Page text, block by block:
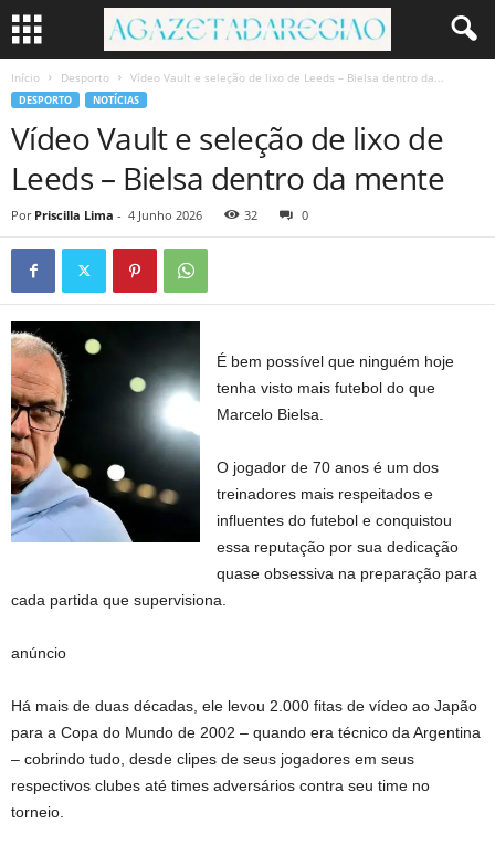
Início Desporto Vídeo Vault e seleção de lixo de Leeds – Bielsa dentro da...
DESPORTO NOTÍCIAS
Vídeo Vault e seleção de lixo de
Leeds – Bielsa dentro da mente
Por Priscilla Lima - 4 Junho 2026 32 0
É bem possível que ninguém hoje
tenha visto mais futebol do que
Marcelo Bielsa.
O jogador de 70 anos é um dos
treinadores mais respeitados e
influentes do futebol e conquistou
essa reputação por sua dedicação
quase obsessiva na preparação para
cada partida que supervisiona.
anúncio
Há mais de duas décadas, ele levou 2.000 fitas de vídeo ao Japão
para a Copa do Mundo de 2002 – quando era técnico da Argentina
– cobrindo tudo, desde clipes de seus jogadores em seus
respectivos clubes até times adversários contra seu time no
torneio.